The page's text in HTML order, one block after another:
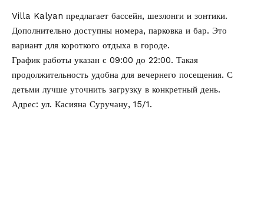
Villa Kalyan предлагает бассейн, шезлонги и зонтики.
Дополнительно доступны номера, парковка и бар. Это
вариант для короткого отдыха в городе.
График работы указан с 09:00 до 22:00. Такая
продолжительность удобна для вечернего посещения. С
детьми лучше уточнить загрузку в конкретный день.
Адрес: ул. Касияна Суручану, 15/1.